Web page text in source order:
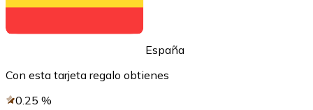
Comprar con Transferencia
Tarjeta de crédito / débito
Utiliza tarjetas Visa y Mastercard para comprar
Comprar con tarjeta
España
Con esta tarjeta regalo obtienes
0.25 %